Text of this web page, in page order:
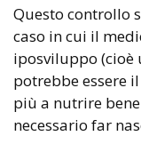
Questo controllo
caso in cui il
iposviluppo (cioè
potrebbe essere
più a nutrire
necessario far